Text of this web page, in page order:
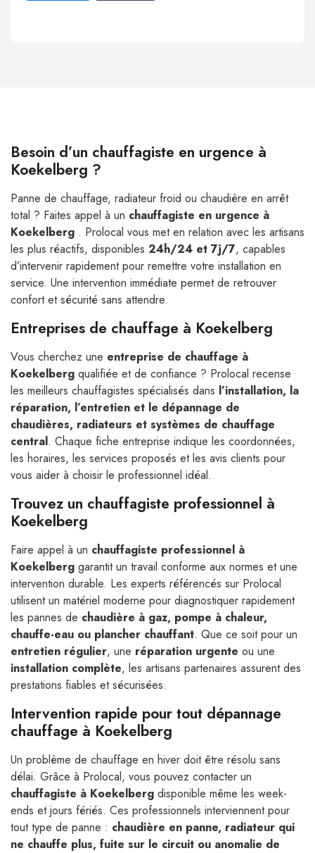
Besoin d’un chauffagiste en urgence à
Koekelberg ?
Panne de chauffage, radiateur froid ou chaudière en arrêt
total ? Faites appel à un chauffagiste en urgence à
Koekelberg . Prolocal vous met en relation avec les artisans
les plus réactifs, disponibles 24h/24 et 7j/7, capables
d’intervenir rapidement pour remettre votre installation en
service. Une intervention immédiate permet de retrouver
confort et sécurité sans attendre.
Entreprises de chauffage à Koekelberg
Vous cherchez une entreprise de chauffage à
Koekelberg qualifiée et de confiance ? Prolocal recense
les meilleurs chauffagistes spécialisés dans l’installation, la
réparation, l’entretien et le dépannage de
chaudières, radiateurs et systèmes de chauffage
central. Chaque fiche entreprise indique les coordonnées,
les horaires, les services proposés et les avis clients pour
vous aider à choisir le professionnel idéal.
Trouvez un chauffagiste professionnel à
Koekelberg
Faire appel à un chauffagiste professionnel à
Koekelberg garantit un travail conforme aux normes et une
intervention durable. Les experts référencés sur Prolocal
utilisent un matériel moderne pour diagnostiquer rapidement
les pannes de chaudière à gaz, pompe à chaleur,
chauffe-eau ou plancher chauffant. Que ce soit pour un
entretien régulier, une réparation urgente ou une
installation complète, les artisans partenaires assurent des
prestations fiables et sécurisées.
Intervention rapide pour tout dépannage
chauffage à Koekelberg
Un problème de chauffage en hiver doit être résolu sans
délai. Grâce à Prolocal, vous pouvez contacter un
chauffagiste à Koekelberg disponible même les week-
ends et jours fériés. Ces professionnels interviennent pour
tout type de panne : chaudière en panne, radiateur qui
ne chauffe plus, fuite sur le circuit ou anomalie de